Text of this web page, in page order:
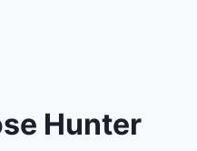
Hunter